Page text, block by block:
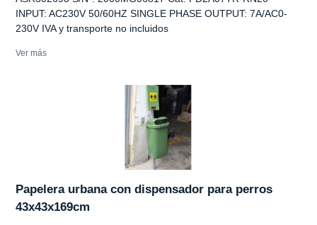
INPUT: AC230V 50/60HZ SINGLE PHASE OUTPUT: 7A/AC0-
230V IVA y transporte no incluidos
Ver más
Papelera urbana con dispensador para perros
43x43x169cm